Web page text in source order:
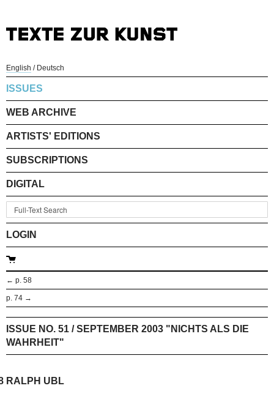
English / Deutsch
ISSUES
WEB ARCHIVE
ARTISTS' EDITIONS
SUBSCRIPTIONS
DIGITAL
LOGIN
← p. 58
p. 74 →
ISSUE NO. 51 / SEPTEMBER 2003 "NICHTS ALS DIE
WAHRHEIT"
RALPH UBL